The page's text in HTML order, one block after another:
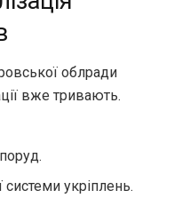
облради
вже тривають.
системи укріплень.